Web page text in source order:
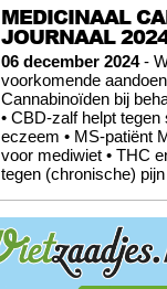
MEDICINAAL
JOURNAAL
06 december 2024-
voorkomende
Cannabinoïden bij
• CBD-zalf helpt
eczeem • MS-patiënt
voor mediwiet • THC
tegen (chronische) pijn